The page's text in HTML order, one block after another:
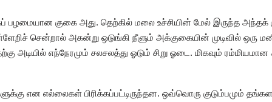
பழமையான குகை அது. தெற்கில் மலை உச்சியின் மேல் இருந்த அந்தக்
சென்றால் அகன்று ஒடுங்கி நீளும் அக்குகையின் முடிவில் ஒரு
அடியில் எந்நேரமும் சலசலத்து ஓடும் சிறு ஓடை. மிகவும்
என எல்லைகள் பிரிக்கப்பட்டிருந்தன. ஒவ்வொரு குடும்பமும்